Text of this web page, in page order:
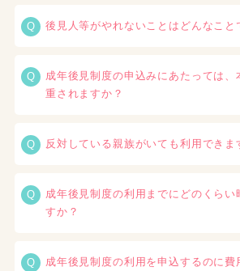
後見人等がやれないことはどんなこと
成年後見制度の申込みにあたっては、
重されますか？
反対している親族がいても利用できま
成年後見制度の利用までにどのくらい
すか？
成年後見制度の利用を申込するのに費